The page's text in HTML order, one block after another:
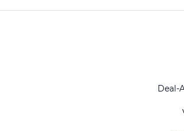
Deal-